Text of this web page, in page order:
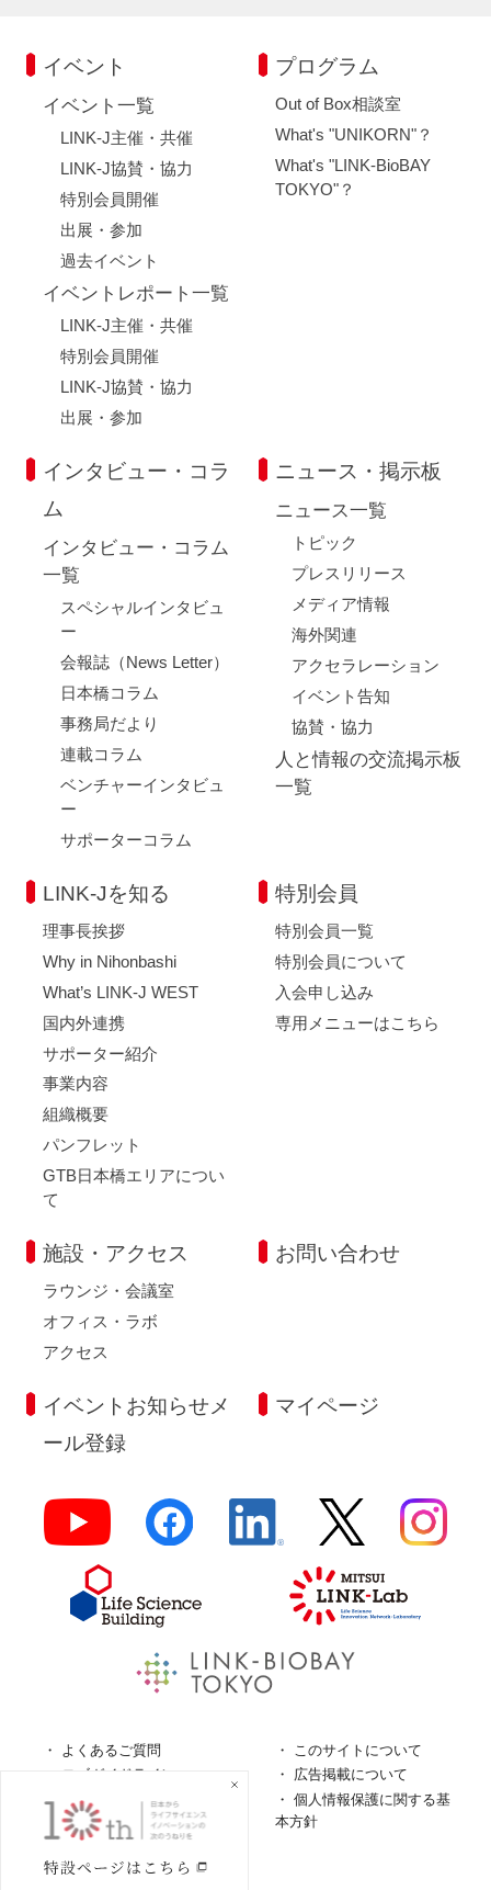
イベント
イベント一覧
LINK-J主催・共催
LINK-J協賛・協力
特別会員開催
出展・参加
過去イベント
イベントレポート一覧
LINK-J主催・共催
特別会員開催
LINK-J協賛・協力
出展・参加
プログラム
Out of Box相談室
What's "UNIKORN"？
What's "LINK-BioBAY
TOKYO"？
インタビュー・コラ
ム
インタビュー・コラム
一覧
スペシャルインタビュ
ー
会報誌（News Letter）
日本橋コラム
事務局だより
連載コラム
ベンチャーインタビュ
ー
サポーターコラム
ニュース・掲示板
ニュース一覧
トピック
プレスリリース
メディア情報
海外関連
アクセラレーション
イベント告知
協賛・協力
人と情報の交流掲示板
一覧
LINK-Jを知る
理事長挨拶
Why in Nihonbashi
What’s LINK-J WEST
国内外連携
サポーター紹介
事業内容
組織概要
パンフレット
GTB日本橋エリアについ
て
特別会員
特別会員一覧
特別会員について
入会申し込み
専用メニューはこちら
施設・アクセス
ラウンジ・会議室
オフィス・ラボ
アクセス
お問い合わせ
イベントお知らせメ
ール登録
マイページ
よくあるご質問
このサイトについて
ロゴガイドライン
広告掲載について
特定商取引法に基づく表
個人情報保護に関する基
本方針